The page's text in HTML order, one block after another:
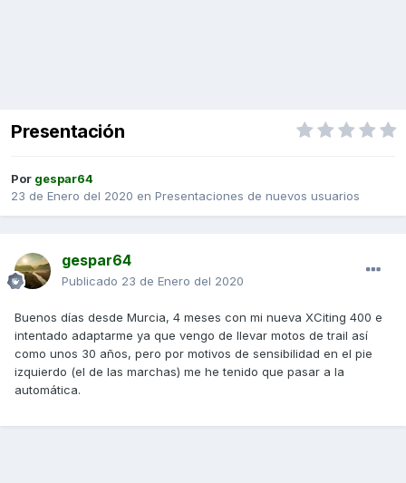
Presentación
Por gespar64
23 de Enero del 2020 en Presentaciones de nuevos usuarios
gespar64
Publicado 23 de Enero del 2020
Buenos días desde Murcia, 4 meses con mi nueva XCiting 400 e
intentado adaptarme ya que vengo de llevar motos de trail así
como unos 30 años, pero por motivos de sensibilidad en el pie
izquierdo (el de las marchas) me he tenido que pasar a la
automática.